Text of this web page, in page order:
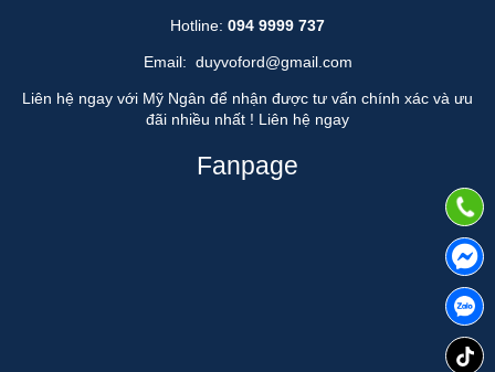
Hotline: 094 9999 737
Email: duyvoford@gmail.com
Liên hệ ngay với Mỹ Ngân để nhận được tư vấn chính xác và ưu
đãi nhiều nhất ! Liên hệ ngay
Fanpage